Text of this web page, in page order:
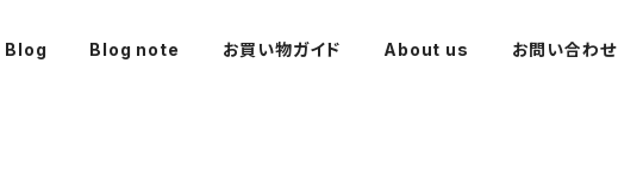
Blog Blog note お買い物ガイド About us お問い合わせ